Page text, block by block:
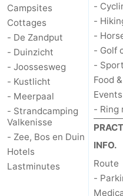
Campsites
Cottages
- De Zandput
- Duinzicht
- Joossesweg
- Kustlicht
- Meerpaal
- Strandcamping
Valkenisse
- Zee, Bos en Duin
Hotels
Lastminutes
-
-
-
- Golf
-
Food
Events
- Ring
INFO.
Route
-